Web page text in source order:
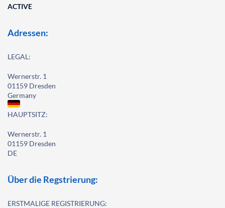
ACTIVE
Adressen:
LEGAL:
Wernerstr. 1
01159 Dresden
Germany
HAUPTSITZ:
Wernerstr. 1
01159 Dresden
DE
Über die Regstrierung:
ERSTMALIGE REGISTRIERUNG: